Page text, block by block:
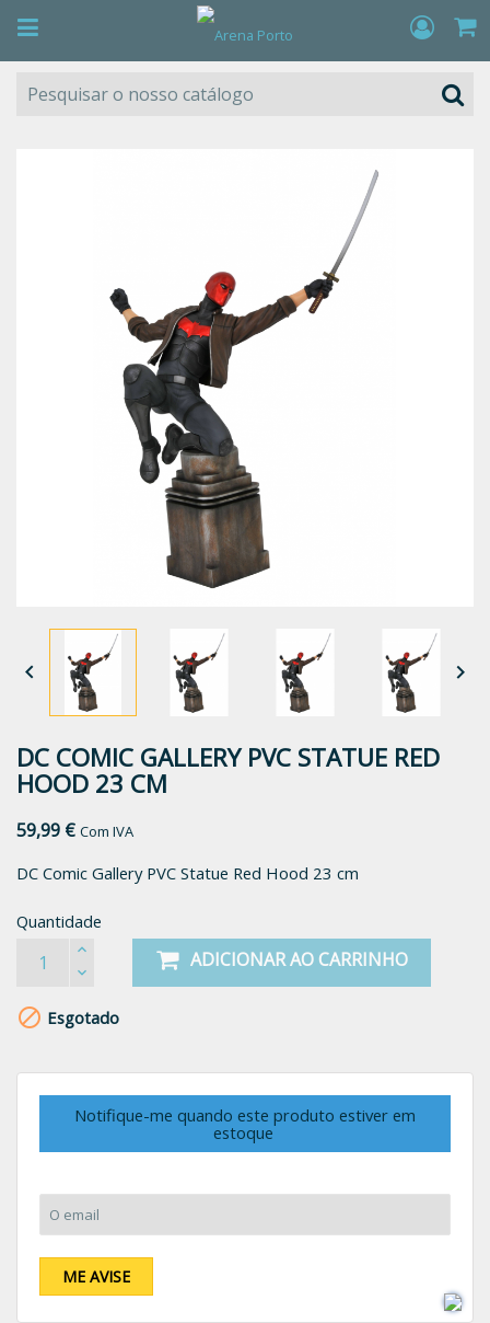
 
DC COMIC GALLERY PVC STATUE RED
HOOD 23 CM
59,99 € Com IVA
DC Comic Gallery PVC Statue Red Hood 23 cm
Quantidade
ADICIONAR AO CARRINHO
 Esgotado
Notifique-me quando este produto estiver em
estoque
ME AVISE